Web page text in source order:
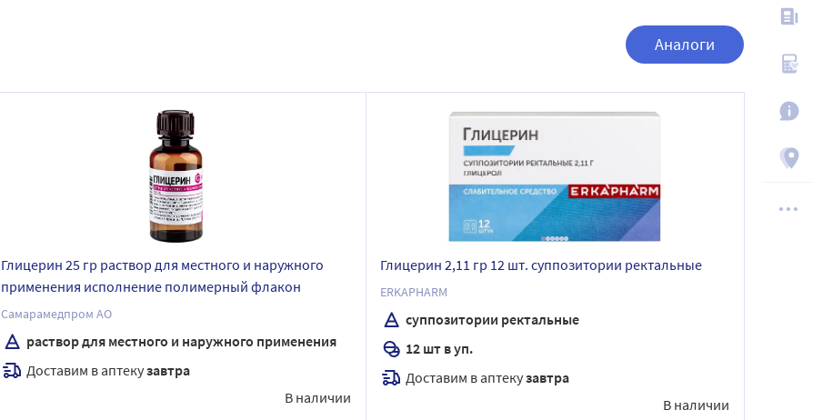
Аналоги
Глицерин 25 гр раствор для местного и наружного
применения исполнение полимерный флакон
Самарамедпром АО
раствор для местного и наружного применения
Доставим в аптекузавтра
В наличии
Глицерин 2,11 гр 12 шт. суппозитории ректальные
ERKAPHARM
суппозитории ректальные
12 шт в уп.
Доставим в аптекузавтра
В наличии